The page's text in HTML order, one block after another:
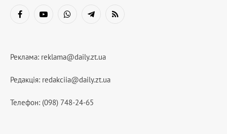
FacebookYouTubeWhatsAppTelegramRSS
Реклама: reklama@daily.zt.ua
Редакція: redakciia@daily.zt.ua
Телефон: (098) 748-24-65